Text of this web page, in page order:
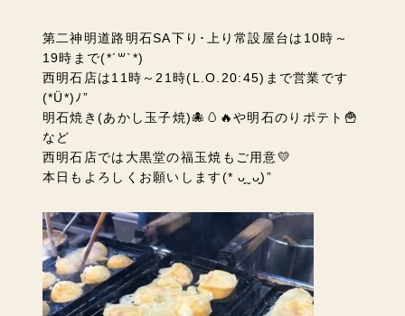
第二神明道路明石SA下り･上り常設屋台は10時～
19時まで(*´꒳`*)
西明石店は11時～21時(L.O.20:45)まで営業です
(*Ü*)ﾉ”
明石焼き(あかし玉子焼)🐙🥚🔥や明石のりポテト🍟
など
西明石店では大黒堂の福玉焼もご用意💛
本日もよろしくお願いします(* ᴗ͈ˬᴗ͈)”